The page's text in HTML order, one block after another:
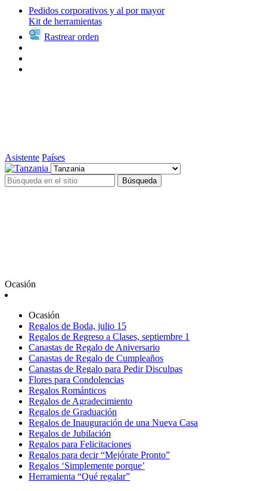
Pedidos corporativos y al por mayor
Kit de herramientas
Rastrear orden
Asistente Países
Búsqueda
Ocasión
Ocasión
Regalos de Boda, julio 15
Regalos de Regreso a Clases, septiembre 1
Canastas de Regalo de Aniversario
Canastas de Regalo de Cumpleaños
Canastas de Regalo para Pedir Disculpas
Flores para Condolencias
Regalos Románticos
Regalos de Agradecimiento
Regalos de Graduación
Regalos de Inauguración de una Nueva Casa
Regalos de Jubilación
Regalos para Felicitaciones
Regalos para decir “Mejórate Pronto”
Regalos ‘Simplemente porque’
Herramienta “Qué regalar”